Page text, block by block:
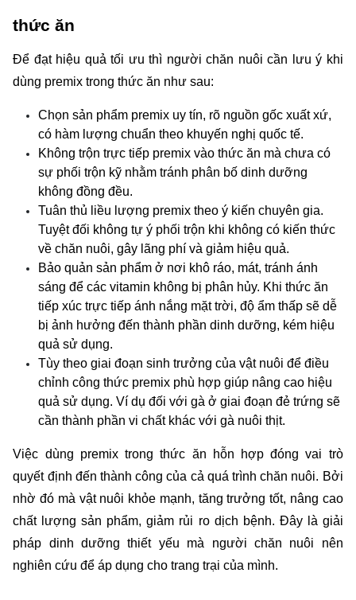
thức ăn
Để đạt hiệu quả tối ưu thì người chăn nuôi cần lưu ý khi
dùng premix trong thức ăn như sau:
Chọn sản phẩm premix uy tín, rõ nguồn gốc xuất xứ,
có hàm lượng chuẩn theo khuyến nghị quốc tế.
Không trộn trực tiếp premix vào thức ăn mà chưa có
sự phối trộn kỹ nhằm tránh phân bố dinh dưỡng
không đồng đều.
Tuân thủ liều lượng premix theo ý kiến chuyên gia.
Tuyệt đối không tự ý phối trộn khi không có kiến thức
về chăn nuôi, gây lãng phí và giảm hiệu quả.
Bảo quản sản phẩm ở nơi khô ráo, mát, tránh ánh
sáng để các vitamin không bị phân hủy. Khi thức ăn
tiếp xúc trực tiếp ánh nắng mặt trời, độ ẩm thấp sẽ dễ
bị ảnh hưởng đến thành phần dinh dưỡng, kém hiệu
quả sử dụng.
Tùy theo giai đoạn sinh trưởng của vật nuôi để điều
chỉnh công thức premix phù hợp giúp nâng cao hiệu
quả sử dụng. Ví dụ đối với gà ở giai đoạn đẻ trứng sẽ
cần thành phần vi chất khác với gà nuôi thịt.
Việc dùng premix trong thức ăn hỗn hợp đóng vai trò
quyết định đến thành công của cả quá trình chăn nuôi. Bởi
nhờ đó mà vật nuôi khỏe mạnh, tăng trưởng tốt, nâng cao
chất lượng sản phẩm, giảm rủi ro dịch bệnh. Đây là giải
pháp dinh dưỡng thiết yếu mà người chăn nuôi nên
nghiên cứu để áp dụng cho trang trại của mình.